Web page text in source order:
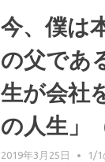
今、僕は
の父であ
生が会社
の人生」
2019年3月25日 1/1